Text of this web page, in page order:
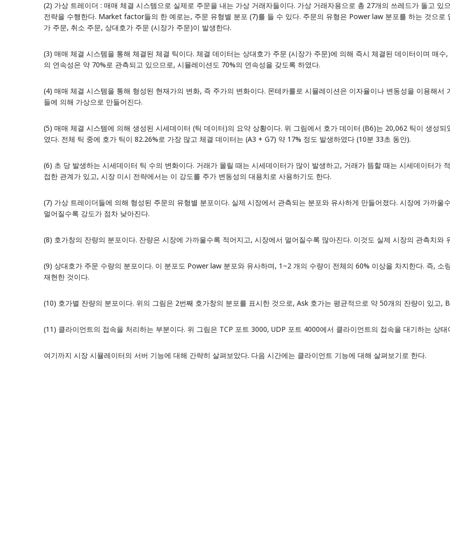
(2) 가상 트레이더 : 매매 체결 시스템으로 실제로 주문을 내는 가상 거래자들이다. 가상 거래자용으로 총 27개의 쓰레드가 돌고
전략을 수행한다. Market factor들의 한 예로는, 주문 유형별 분포 (7)를 들 수 있다. 주문의 유형은 Power law 분포를 하는 것으
가 주문, 취소 주문, 상대호가 주문 (시장가 주문)이 발생한다.
(3) 매매 체결 시스템을 통해 체결된 체결 틱이다. 체결 데이터는 상대호가 주문 (시장가 주문)에 의해 즉시 체결된 데이터이며 매수
의 연속성은 약 70%로 관측되고 있으므로, 시뮬레이션도 70%의 연속성을 갖도록 하였다.
(4) 매매 체결 시스템을 통해 형성된 현재가의 변화, 즉 주가의 변화이다. 몬테카를로 시뮬레이션은 이자율이나 변동성을 이용해
들에 의해 가상으로 만들어진다.
(5) 매매 체결 시스템에 의해 생성된 시세데이터 (틱 데이터)의 요약 상황이다. 위 그림에서 호가 데이터 (B6)는 20,062 틱이 생성
였다. 전체 틱 중에 호가 틱이 82.26%로 가장 많고 체결 데이터는 (A3 + G7) 약 17% 정도 발생하였다 (10분 33초 동안).
(6) 초 당 발생하는 시세데이터 틱 수의 변화이다. 거래가 몰릴 때는 시세데이터가 많이 발생하고, 거래가 뜸할 때는 시세데이터가
접한 관계가 있고, 시장 미시 전략에서는 이 강도를 주가 변동성의 대용치로 사용하기도 한다.
(7) 가상 트레이더들에 의해 형성된 주문의 유형별 분포이다. 실제 시장에서 관측되는 분포와 유사하게 만들어졌다. 시장에 가까
멀어질수록 강도가 점차 낮아진다.
(8) 호가창의 잔량의 분포이다. 잔량은 시장에 가까울수록 적어지고, 시장에서 멀어질수록 많아진다. 이것도 실제 시장의 관측치와
(9) 상대호가 주문 수량의 분포이다. 이 분포도 Power law 분포와 유사하며, 1~2 개의 수량이 전체의 60% 이상을 차지한다. 즉,
재현한 것이다.
(10) 호가별 잔량의 분포이다. 위의 그림은 2번째 호가창의 분포를 표시한 것으로, Ask 호가는 평균적으로 약 50개의 잔량이 있고,
(11) 클라이언트의 접속을 처리하는 부분이다. 위 그림은 TCP 포트 3000, UDP 포트 4000에서 클라이언트의 접속을 대기하는 상태
여기까지 시장 시뮬레이터의 서버 기능에 대해 간략히 살펴보았다. 다음 시간에는 클라이언트 기능에 대해 살펴보기로 한다.